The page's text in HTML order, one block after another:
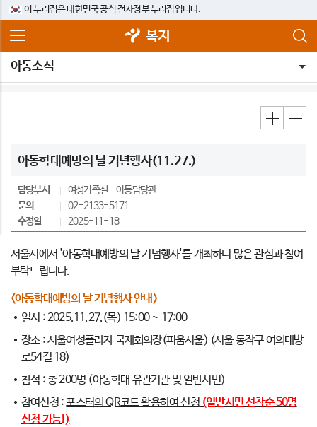
이 누리집은 대한민국 공식 전자정부 누리집입니다.
복지
아동소식
아동학대예방의 날 기념행사(11.27.)
담당부서 여성가족실
아동담당관
문의
02-2133-5171
수정일
2025-11-18
서울시에서 '아동학대예방의 날 기념행사'를 개최하니 많은 관심과 참여
부탁드립니다.
<아동학대예방의 날 기념행사 안내>
일시 : 2025.11.27.(목) 15:00 ~ 17:00
장소 : 서울여성플라자 국제회의장(피움서울) (서울 동작구 여의대방
로54길 18)
참석 : 총 200명 (아동학대 유관기관 및 일반시민)
참여신청 :포스터의 QR코드 활용하여 신청(일반시민 선착순 50명
신청 가능!)